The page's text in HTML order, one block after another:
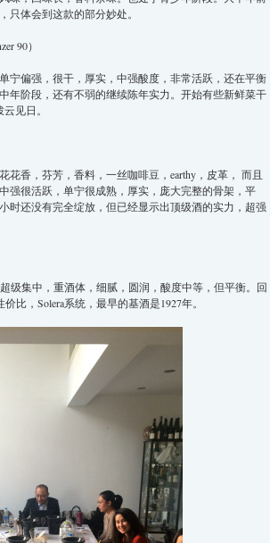
只体会到这款的部分妙处。
90）
宁偏强，很干，厚实，中强酸度，非常活跃，还在平衡
年阶段，还有不弱的继续陈年实力。开始有些新鲜菜干
见日。
香，芬芳，香料，一丝咖啡豆，earthy，皮革， 而且
强很活跃，单宁很成熟，厚实，庞大完整的骨架，平
时还没有完全绽放，但已经显示出顶级酒的实力，超强
级集中，重酒体，细腻，圆润，酸度中等，但平衡。回
比，Solera系统，最早的基酒是1927年。